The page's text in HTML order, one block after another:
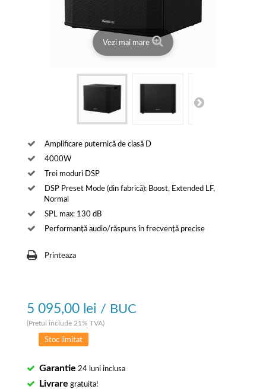
Vezi mai mare
Amplificare puternică de clasă D
4000W
Trei moduri DSP
DSP Preset Mode (din fabrică): Boost, Extended LF,
Normal
SPL max: 130 dB
Performanță audio/răspuns în frecvență precise
Printeaza
5 095,00 lei / BUC
(Pretul include 21% TVA)
Stoc limitat
Garantie 24 luni inclusa
Livrare gratuita!